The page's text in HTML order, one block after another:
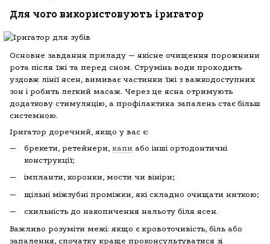
Для чого використовують іригатор
Основне завдання приладу — якісне очищення порожнини
рота після їжі та перед сном. Струмінь води проходить
уздовж лінії ясен, вимиває частинки їжі з важкодоступних
зон і робить легкий масаж. Через це ясна отримують
додаткову стимуляцію, а профілактика запалень стає більш
системною.
Іригатор доречний, якщо у вас є:
брекети, ретейнери, капи або інші ортодонтичні
конструкції;
імпланти, коронки, мости чи вініри;
щільні міжзубні проміжки, які складно очищати ниткою;
схильність до накопичення нальоту біля ясен.
Важливо розуміти межі: якщо є кровоточивість, біль або
запалення, спочатку краще проконсультуватися зі